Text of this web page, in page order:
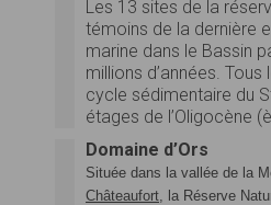
Les 13 sites de la
témoins de la dernière
marine dans le Bassin
millions d’années.
cycle sédimentaire du
étages de l’Oligocène
Domaine d’Ors
Située dans la vallée de la
Châteaufort , la Réserve